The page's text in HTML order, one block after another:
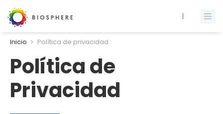
Inicio Política de privacidad
Política de
Privacidad